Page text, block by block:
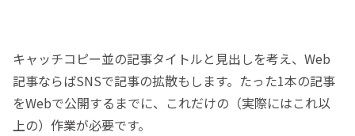
キャッチコピー並の記事タイトルと見出しを考え、Web
記事ならばSNSで記事の拡散もします。たった1本の記事
をWebで公開するまでに、これだけの（実際にはこれ以
上の）作業が必要です。